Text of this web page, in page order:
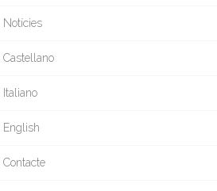
Notícies
Castellano
Italiano
English
Contacte